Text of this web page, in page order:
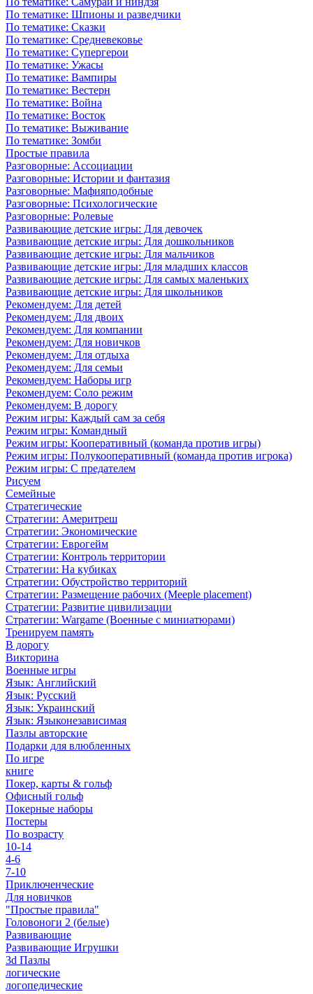
По тематике: Шпионы и разведчики
По тематике: Сказки
По тематике: Средневековье
По тематике: Супергерои
По тематике: Ужасы
По тематике: Вампиры
По тематике: Вестерн
По тематике: Война
По тематике: Восток
По тематике: Выживание
По тематике: Зомби
Простые правила
Разговорные: Ассоциации
Разговорные: Истории и фантазия
Разговорные: Мафияподобные
Разговорные: Психологические
Разговорные: Ролевые
Развивающие детские игры: Для девочек
Развивающие детские игры: Для дошкольников
Развивающие детские игры: Для мальчиков
Развивающие детские игры: Для младших классов
Развивающие детские игры: Для самых маленьких
Развивающие детские игры: Для школьников
Рекомендуем: Для детей
Рекомендуем: Для двоих
Рекомендуем: Для компании
Рекомендуем: Для новичков
Рекомендуем: Для отдыха
Рекомендуем: Для семьи
Рекомендуем: Наборы игр
Рекомендуем: Соло режим
Рекомендуем: В дорогу
Режим игры: Каждый сам за себя
Режим игры: Командный
Режим игры: Кооперативный (команда против игры)
Режим игры: Полукооперативный (команда против игрока)
Режим игры: С предателем
Рисуем
Семейные
Стратегические
Стратегии: Америтреш
Стратегии: Экономические
Стратегии: Еврогейм
Стратегии: Контроль территории
Стратегии: На кубиках
Стратегии: Обустройство территорий
Стратегии: Размещение рабочих (Meeple placement)
Стратегии: Развитие цивилизации
Стратегии: Wargame (Военные с миниатюрами)
Тренируем память
В дорогу
Викторина
Военные игры
Язык: Английский
Язык: Русский
Язык: Украинский
Язык: Языконезависимая
Пазлы авторские
Подарки для влюбленных
По игре
книге
Покер, карты & гольф
Офисный гольф
Покерные наборы
Постеры
По возрасту
10-14
4-6
7-10
Приключенческие
Для новичков
"Простые правила"
Головоноги 2 (белые)
Развивающие
Развивающие Игрушки
3d Пазлы
логические
логопедические